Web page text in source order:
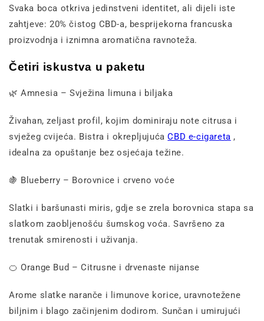
Svaka boca otkriva jedinstveni identitet, ali dijeli iste
zahtjeve: 20% čistog CBD-a, besprijekorna francuska
proizvodnja i iznimna aromatična ravnoteža.
Četiri iskustva u paketu
🌿 Amnesia – Svježina limuna i biljaka
Živahan, zeljast profil, kojim dominiraju note citrusa i
svježeg cvijeća. Bistra i okrepljujućaCBD e-cigareta ,
idealna za opuštanje bez osjećaja težine.
🍇 Blueberry – Borovnice i crveno voće
Slatki i baršunasti miris, gdje se zrela borovnica stapa sa
slatkom zaobljenošću šumskog voća. Savršeno za
trenutak smirenosti i uživanja.
🍊 Orange Bud – Citrusne i drvenaste nijanse
Arome slatke naranče i limunove korice, uravnotežene
biljnim i blago začinjenim dodirom. Sunčan i umirujući